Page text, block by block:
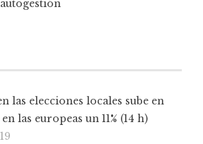
las elecciones locales sube en
las europeas un 11% (14 h)